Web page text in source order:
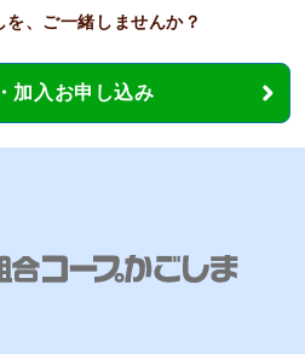
を、ご一緒しませんか？
加入お申し込み